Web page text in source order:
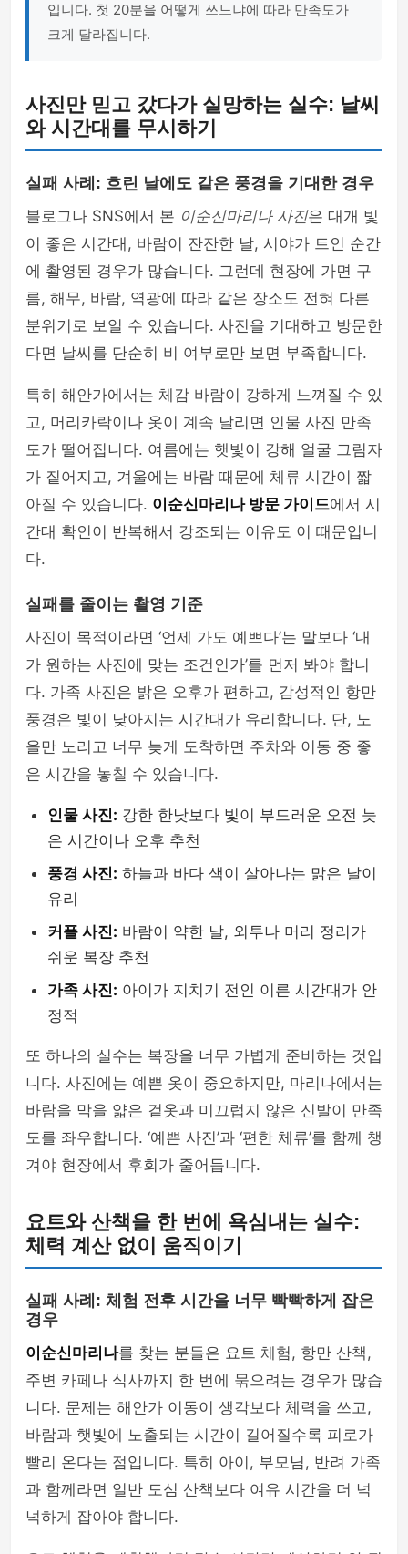
입니다. 첫 20분을 어떻게 쓰느냐에 따라 만족도가
크게 달라집니다.
사진만 믿고 갔다가 실망하는 실수: 날씨
와 시간대를 무시하기
실패 사례: 흐린 날에도 같은 풍경을 기대한 경우
블로그나 SNS에서 본 이순신마리나 사진은 대개 빛
이 좋은 시간대, 바람이 잔잔한 날, 시야가 트인 순간
에 촬영된 경우가 많습니다. 그런데 현장에 가면 구
름, 해무, 바람, 역광에 따라 같은 장소도 전혀 다른
분위기로 보일 수 있습니다. 사진을 기대하고 방문한
다면 날씨를 단순히 비 여부로만 보면 부족합니다.
특히 해안가에서는 체감 바람이 강하게 느껴질 수 있
고, 머리카락이나 옷이 계속 날리면 인물 사진 만족
도가 떨어집니다. 여름에는 햇빛이 강해 얼굴 그림자
가 짙어지고, 겨울에는 바람 때문에 체류 시간이 짧
아질 수 있습니다. 이순신마리나 방문 가이드에서 시
간대 확인이 반복해서 강조되는 이유도 이 때문입니
다.
실패를 줄이는 촬영 기준
사진이 목적이라면 ‘언제 가도 예쁘다’는 말보다 ‘내
가 원하는 사진에 맞는 조건인가’를 먼저 봐야 합니
다. 가족 사진은 밝은 오후가 편하고, 감성적인 항만
풍경은 빛이 낮아지는 시간대가 유리합니다. 단, 노
을만 노리고 너무 늦게 도착하면 주차와 이동 중 좋
은 시간을 놓칠 수 있습니다.
인물 사진: 강한 한낮보다 빛이 부드러운 오전 늦
은 시간이나 오후 추천
풍경 사진: 하늘과 바다 색이 살아나는 맑은 날이
유리
커플 사진: 바람이 약한 날, 외투나 머리 정리가
쉬운 복장 추천
가족 사진: 아이가 지치기 전인 이른 시간대가 안
정적
또 하나의 실수는 복장을 너무 가볍게 준비하는 것입
니다. 사진에는 예쁜 옷이 중요하지만, 마리나에서는
바람을 막을 얇은 겉옷과 미끄럽지 않은 신발이 만족
도를 좌우합니다. ‘예쁜 사진’과 ‘편한 체류’를 함께 챙
겨야 현장에서 후회가 줄어듭니다.
요트와 산책을 한 번에 욕심내는 실수:
체력 계산 없이 움직이기
실패 사례: 체험 전후 시간을 너무 빡빡하게 잡은
경우
이순신마리나를 찾는 분들은 요트 체험, 항만 산책,
주변 카페나 식사까지 한 번에 묶으려는 경우가 많습
니다. 문제는 해안가 이동이 생각보다 체력을 쓰고,
바람과 햇빛에 노출되는 시간이 길어질수록 피로가
빨리 온다는 점입니다. 특히 아이, 부모님, 반려 가족
과 함께라면 일반 도심 산책보다 여유 시간을 더 넉
넉하게 잡아야 합니다.